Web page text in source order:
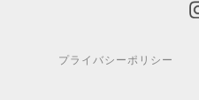
プライバシーポリシー